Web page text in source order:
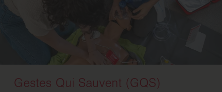
Gestes Qui Sauvent (GQS)